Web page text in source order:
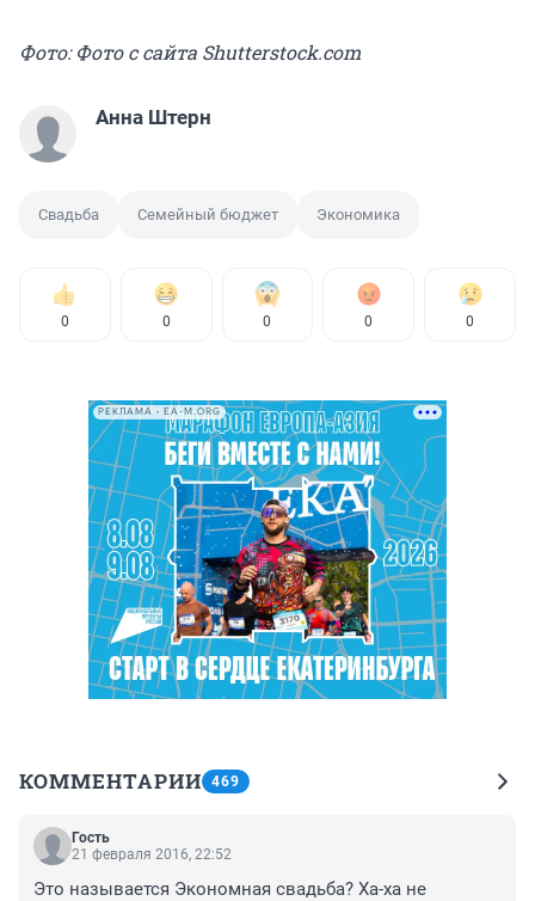
Фото: Фото с сайта Shutterstock.com
Анна Штерн
Свадьба Семейный бюджет Экономика
0 0 0 0 0
РЕКЛАМА • EA-M.ORG
КОММЕНТАРИИ 469
Гость
21 февраля 2016, 22:52
Это называется Экономная свадьба? Ха-ха не